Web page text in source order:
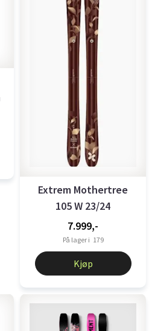
Extrem Mothertree
105 W 23/24
7.999,-
På lager i 179
Kjøp